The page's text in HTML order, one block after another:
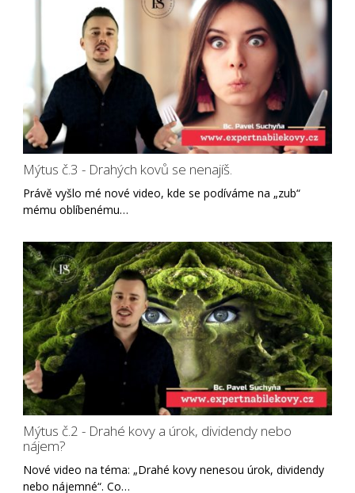
Mýtus č.3 - Drahých kovů se nenajíš.
Právě vyšlo mé nové video, kde se podíváme na „zub“
mému oblíbenému…
Mýtus č.2 - Drahé kovy a úrok, dividendy nebo
nájem?
Nové video na téma: „Drahé kovy nenesou úrok, dividendy
nebo nájemné“. Co…